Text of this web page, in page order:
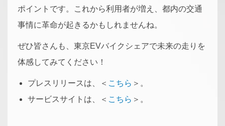
ポイントです。これから利用者が増え、都内の交通
事情に革命が起きるかもしれませんね。
ぜひ皆さんも、東京EVバイクシェアで未来の走りを
体感してみてください！
プレスリリースは、＜ こちら ＞。
サービスサイトは、＜ こちら ＞。